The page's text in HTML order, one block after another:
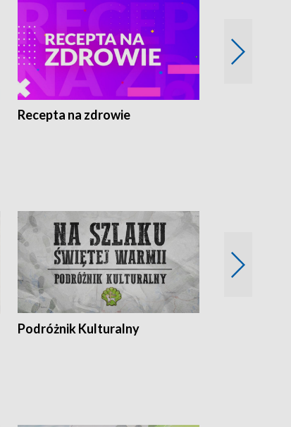
Recepta na zdrowie
Podróżnik Kulturalny